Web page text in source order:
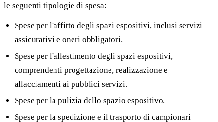
le seguenti tipologie di spesa:
Spese per l'affitto degli spazi espositivi, inclusi servizi
assicurativi e oneri obbligatori.
Spese per l'allestimento degli spazi espositivi,
comprendenti progettazione, realizzazione e
allacciamenti ai pubblici servizi.
Spese per la pulizia dello spazio espositivo.
Spese per la spedizione e il trasporto di campionari